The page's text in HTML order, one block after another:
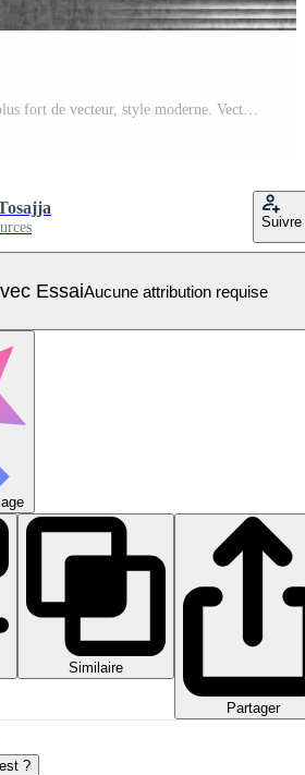
fond en acier argenté plus fort de vecteur, style moderne. Vecteur Pro
Suivre
EssaiAucune attribution requise
Similaire
Partager
?